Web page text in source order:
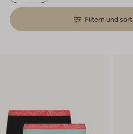
Filtern und